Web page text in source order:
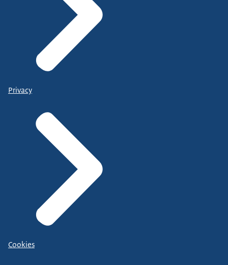
Privacy
Cookies